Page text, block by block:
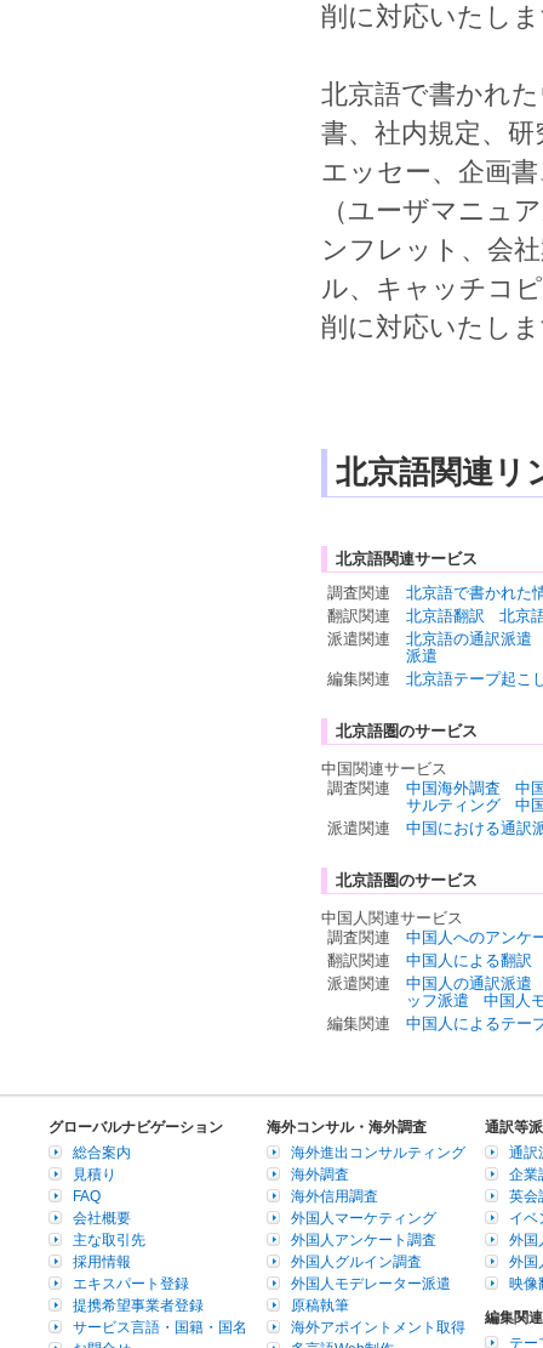
削 に対応いたし
北京語で書かれた
書、 社内規定、 研
エッセー、 企画書
（ユーザマニュ
ンフレット 、 会
ル、 キャッチコ
削 に対応いたし
北京語関連リ
北京語関連サービス
調査関連
北京語で書かれた
翻訳関連
北京語翻訳
北京
派遣関連
北京語の通訳派遣
派遣
編集関連
北京語テープ起こ
北京語圏のサービス
中国関連サービス
調査関連
中国海外調査
中
サルティング
中
派遣関連
中国における通訳
北京語圏のサービス
中国人関連サービス
調査関連
中国人へのアンケ
翻訳関連
中国人による翻訳
派遣関連
中国人の通訳派遣
ッフ派遣
中国人
編集関連
中国人によるテー
グローバルナビゲーション
総合案内
見積り
FAQ
会社概要
主な取引先
採用情報
エキスパート登録
提携希望事業者登録
サービス言語・国籍・国名
海外コンサル・海外調査
海外進出コンサルティング
海外調査
海外信用調査
外国人マーケティング
外国人アンケート調査
外国人グルイン調査
外国人モデレーター派遣
原稿執筆
海外アポイントメント取得
通訳等
通訳
企業
英会
イベ
外国
外国
映像
編集関連
テー